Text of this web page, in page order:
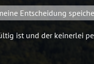
Entscheidung
ist und der keinerlei